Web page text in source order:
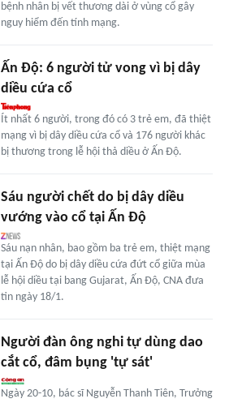
bệnh nhân bị vết thương dài ở vùng cổ gây
nguy hiểm đến tính mạng.
Ấn Độ: 6 người tử vong vì bị dây
diều cứa cổ
Ít nhất 6 người, trong đó có 3 trẻ em, đã thiệt
mạng vì bị dây diều cứa cổ và 176 người khác
bị thương trong lễ hội thả diều ở Ấn Độ.
Sáu người chết do bị dây diều
vướng vào cổ tại Ấn Độ
Sáu nạn nhân, bao gồm ba trẻ em, thiệt mạng
tại Ấn Độ do bị dây diều cứa đứt cổ giữa mùa
lễ hội diều tại bang Gujarat, Ấn Độ, CNA đưa
tin ngày 18/1.
Người đàn ông nghi tự dùng dao
cắt cổ, đâm bụng 'tự sát'
Ngày 20-10, bác sĩ Nguyễn Thanh Tiên, Trưởng